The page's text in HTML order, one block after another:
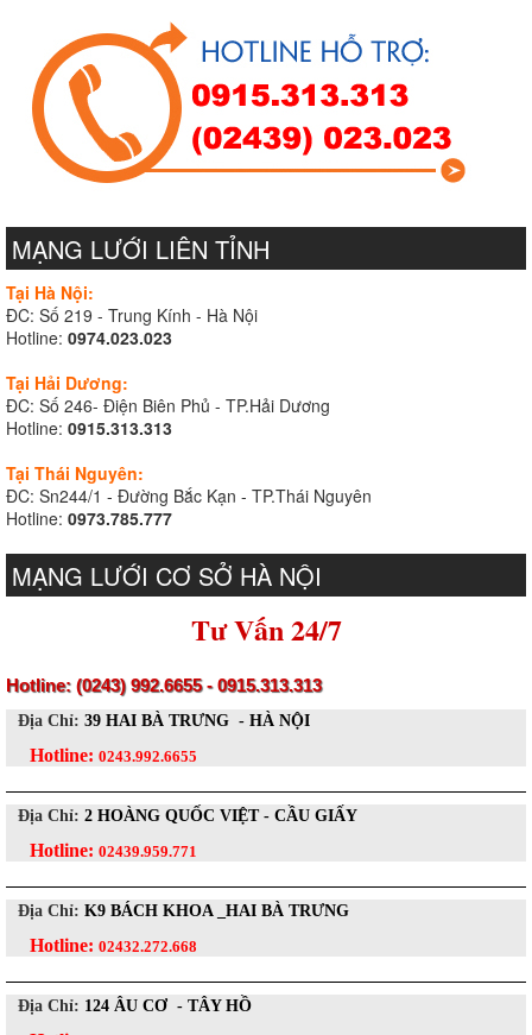
MẠNG LƯỚI LIÊN TỈNH
Tại Hà Nội:
ĐC: Số 219 - Trung Kính - Hà Nội
Hotline: 0974.023.023
Tại Hải Dương:
ĐC: Số 246- Điện Biên Phủ - TP.Hải Dương
Hotline: 0915.313.313
Tại Thái Nguyên:
ĐC: Sn244/1 - Đường Bắc Kạn - TP.Thái Nguyên
Hotline: 0973.785.777
MẠNG LƯỚI CƠ SỞ HÀ NỘI
Tư Vấn 24/7
Hotline: (0243) 992.6655 - 0915.313.313
Địa Chỉ: 39 HAI BÀ TRƯNG - HÀ NỘI
Hotline: 0243.992.6655
Địa Chỉ: 2 HOÀNG QUỐC VIỆT - CẦU GIẤY
Hotline: 02439.959.771
Địa Chỉ: K9 BÁCH KHOA _HAI BÀ TRƯNG
Hotline: 02432.272.668
Địa Chỉ: 124 ÂU CƠ - TÂY HỒ